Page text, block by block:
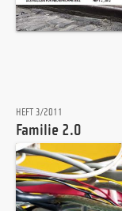
HEFT 3/2011
Familie 2.0